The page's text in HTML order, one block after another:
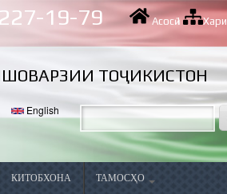
227-19-79 Асосӣ|
ТОҶИКИСТОН
English
КИТОБХОНА ТАМОСҲО